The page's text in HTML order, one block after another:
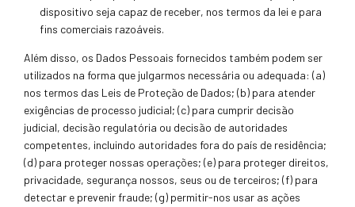
dispositivo seja capaz de receber, nos termos da lei e para
fins comerciais razoáveis.
Além disso, os Dados Pessoais fornecidos também podem ser
utilizados na forma que julgarmos necessária ou adequada: (a)
nos termos das Leis de Proteção de Dados; (b) para atender
exigências de processo judicial; (c) para cumprir decisão
judicial, decisão regulatória ou decisão de autoridades
competentes, incluindo autoridades fora do país de residência;
(d) para proteger nossas operações; (e) para proteger direitos,
privacidade, segurança nossos, seus ou de terceiros; (f) para
detectar e prevenir fraude; (g) permitir-nos usar as ações